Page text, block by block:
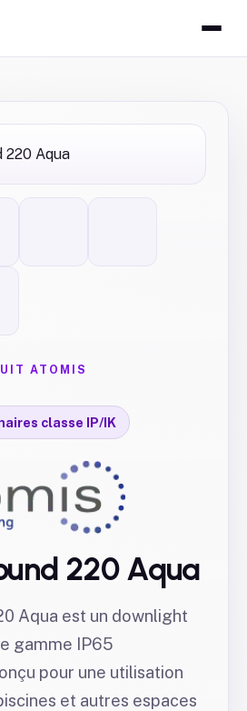
ATOMIS
classe IP/IK
220 Aqua
Aqua est un downlight
gamme IP65
pour une utilisation
et autres espaces